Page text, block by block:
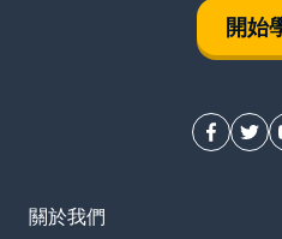
開始
關於我們